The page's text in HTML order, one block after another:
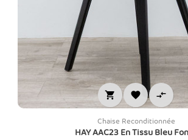
  
Chaise Reconditionnée
HAY AAC23 En Tissu Bleu